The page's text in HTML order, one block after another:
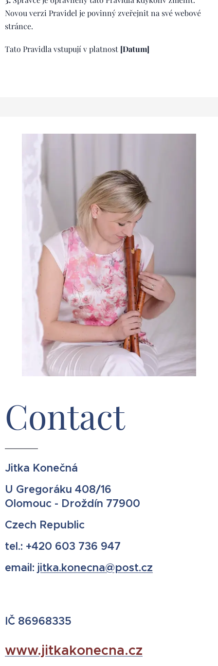
Novou verzi Pravidel je povinný zveřejnit na své webové
stránce.
Tato Pravidla vstupují v platnost [Datum]
Contact
Jitka Konečná
U Gregoráku 408/16
Olomouc - Droždín 77900
Czech Republic
tel.: +420 603 736 947
email: jitka.konecna@post.cz
IČ 86968335
www.jitkakonecna.cz